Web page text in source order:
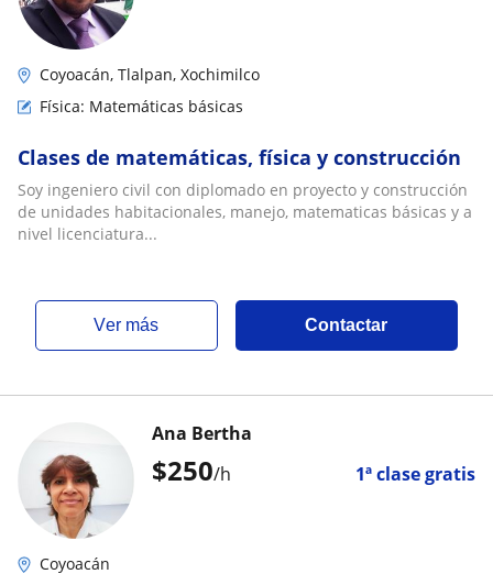
Coyoacán, Tlalpan, Xochimilco
Física: Matemáticas básicas
Clases de matemáticas, física y construcción
Soy ingeniero civil con diplomado en proyecto y construcción
de unidades habitacionales, manejo, matematicas básicas y a
nivel licenciatura...
ver más Contactar
$250/h 1ª clase gratis
Ana Bertha
Coyoacán